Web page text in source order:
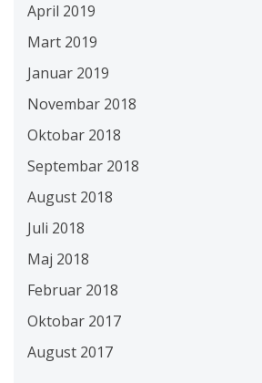
April 2019
Mart 2019
Januar 2019
Novembar 2018
Oktobar 2018
Septembar 2018
August 2018
Juli 2018
Maj 2018
Februar 2018
Oktobar 2017
August 2017